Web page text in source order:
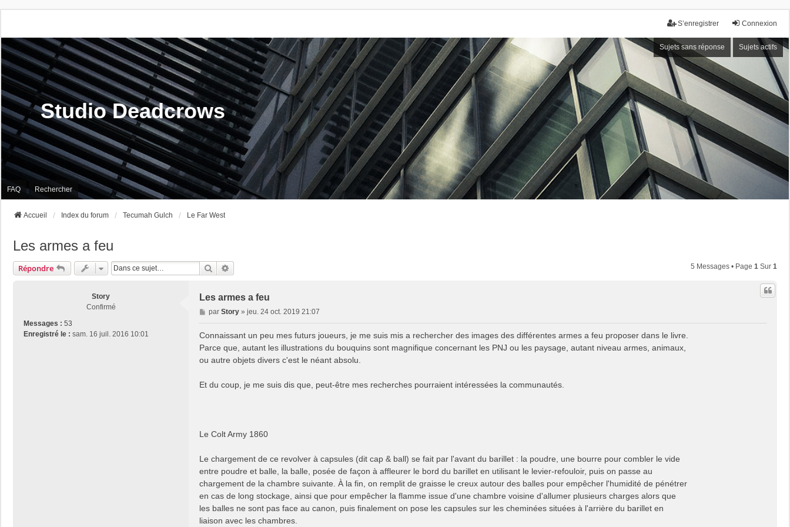
Connexion
S’enregistrer
Sujets sans réponse Sujets actifs
Studio Deadcrows
FAQ Rechercher
Accueil Index du forum Tecumah Gulch Le Far West
Les armes a feu
Répondre Rechercher 5 Messages • Page 1 Sur 1
Story
Confirmé
Messages : 53
Enregistré le : sam. 16 juil. 2016 10:01
Les armes a feu
M
e
a
g
par Story» jeu. 24 oct. 2019 21:07
Connaissant un peu mes futurs joueurs, je me suis mis a rechercher des images des différentes armes a feu proposer dans le livre.
Parce que, autant les illustrations du bouquins sont magnifique concernant les PNJ ou les paysage, autant niveau armes, animaux,
ou autre objets divers c'est le néant absolu.
Et du coup, je me suis dis que, peut-être mes recherches pourraient intéressées la communautés.
Le Colt Army 1860
Le chargement de ce revolver à capsules (dit cap & ball) se fait par l'avant du barillet : la poudre, une bourre pour combler le vide
entre poudre et balle, la balle, posée de façon à affleurer le bord du barillet en utilisant le levier-refouloir, puis on passe au
chargement de la chambre suivante. À la fin, on remplit de graisse le creux autour des balles pour empêcher l'humidité de pénétrer
en cas de long stockage, ainsi que pour empêcher la flamme issue d'une chambre voisine d'allumer plusieurs charges alors que
les balles ne sont pas face au canon, puis finalement on pose les capsules sur les cheminées situées à l'arrière du barillet en
liaison avec les chambres.